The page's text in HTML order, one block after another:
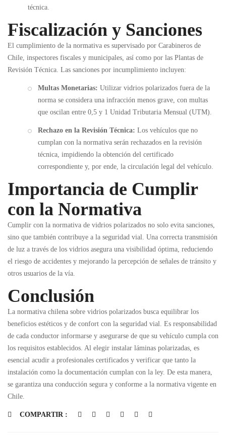
técnica.
Fiscalización y Sanciones
El cumplimiento de la normativa es supervisado por Carabineros de
Chile, inspectores fiscales y municipales, así como por las Plantas de
Revisión Técnica. Las sanciones por incumplimiento incluyen:
Multas Monetarias: Utilizar vidrios polarizados fuera de la
norma se considera una infracción menos grave, con multas
que oscilan entre 0,5 y 1 Unidad Tributaria Mensual (UTM).
Rechazo en la Revisión Técnica: Los vehículos que no
cumplan con la normativa serán rechazados en la revisión
técnica, impidiendo la obtención del certificado
correspondiente y, por ende, la circulación legal del vehículo.
Importancia de Cumplir
con la Normativa
Cumplir con la normativa de vidrios polarizados no solo evita sanciones,
sino que también contribuye a la seguridad vial. Una correcta transmisión
de luz a través de los vidrios asegura una visibilidad óptima, reduciendo
el riesgo de accidentes y mejorando la percepción de señales de tránsito y
otros usuarios de la vía.
Conclusión
La normativa chilena sobre vidrios polarizados busca equilibrar los
beneficios estéticos y de confort con la seguridad vial. Es responsabilidad
de cada conductor informarse y asegurarse de que su vehículo cumpla con
los requisitos establecidos. Al elegir instalar láminas polarizadas, es
esencial acudir a profesionales certificados y verificar que tanto la
instalación como la documentación cumplan con la ley. De esta manera,
se garantiza una conducción segura y conforme a la normativa vigente en
Chile.
COMPARTIR :